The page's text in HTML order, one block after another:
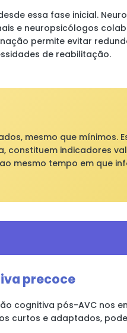
essa fase inicial.
e neuropsicólogos
permite evitar
de reabilitação.
mesmo que mínimos.
constituem indicadores
mesmo tempo em que
precoce
cognitiva pós-AVC nos
curtos e adaptados,